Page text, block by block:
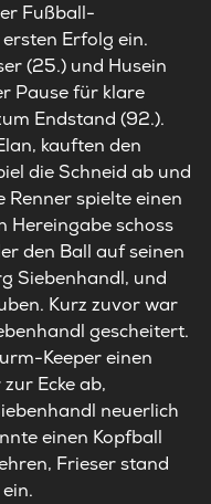
Fußball-
Erfolg ein.
(25.) und Husein
Pause für klare
Endstand (92.).
kauften den
die Schneid ab und
Renner spielte einen
Hereingabe schoss
den Ball auf seinen
Siebenhandl, und
Kurz zuvor war
gescheitert.
Keeper einen
Ecke ab,
neuerlich
einen Kopfball
Frieser stand